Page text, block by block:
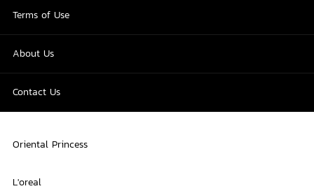
Terms of Use
About Us
Contact Us
Oriental Princess
L'oreal